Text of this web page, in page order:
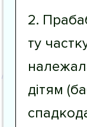
2.
ту
дітям